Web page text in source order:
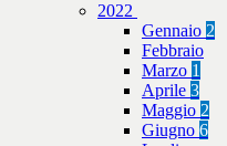
2022
Gennaio 2
Febbraio
Marzo 1
Aprile 3
Maggio 2
Giugno 6